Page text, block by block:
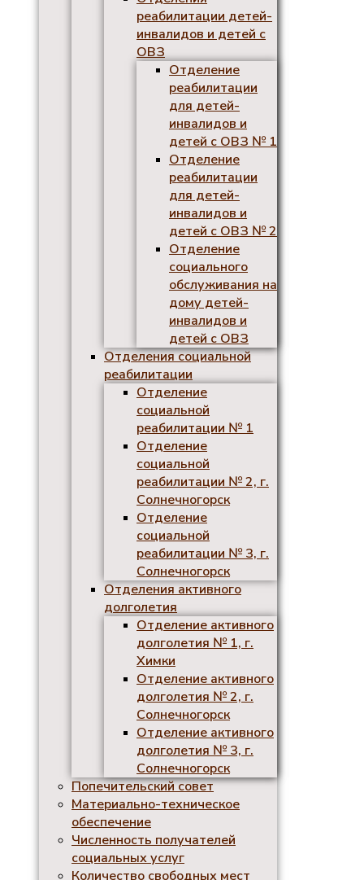
реабилитации детей-
инвалидов и детей с
ОВЗ
Отделение
реабилитации
для детей-
инвалидов и
детей с ОВЗ № 1
Отделение
реабилитации
для детей-
инвалидов и
детей с ОВЗ № 2
Отделение
социального
обслуживания на
дому детей-
инвалидов и
детей с ОВЗ
Отделения социальной
реабилитации
Отделение
социальной
реабилитации № 1
Отделение
социальной
реабилитации № 2, г.
Солнечногорск
Отделение
социальной
реабилитации № 3, г.
Солнечногорск
Отделения активного
долголетия
Отделение активного
долголетия № 1, г.
Химки
Отделение активного
долголетия № 2, г.
Солнечногорск
Отделение активного
долголетия № 3, г.
Солнечногорск
Попечительский совет
Материально-техническое
обеспечение
Численность получателей
социальных услуг
Количество свободных мест